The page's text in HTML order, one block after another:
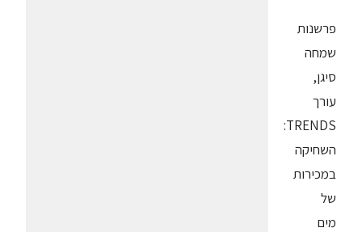
פרשנות
שמחה
סיגן,
עורך
TRENDS:
השחיקה
במכירות
של
מים